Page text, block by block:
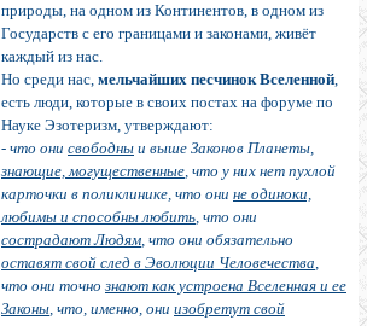
природы, на одном из Континентов, в одном из
Государств с его границами и законами, живёт
каждый из нас.
Но среди нас, мельчайших песчинок Вселенной,
есть люди, которые в своих постах на форуме по
Науке Эзотеризм, утверждают:
- что они свободны и выше Законов Планеты,
знающие, могущественные, что у них нет пухлой
карточки в поликлинике, что они не одиноки,
любимы и способны любить, что они
сострадают Людям, что они обязательно
оставят свой след в Эволюции Человечества,
что они точно знают как устроена Вселенная и ее
Законы, что, именно, они изобретут свой